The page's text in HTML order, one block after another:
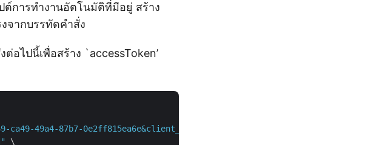
การทำงานอัตโนมัติที่มีอยู่ สร้าง
จากบรรทัดคำสั่ง
อไปนี้เพื่อสร้าง `accessToken’
49a4-87b7-
\